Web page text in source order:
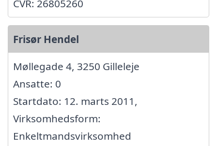
CVR: 26805260
Frisør Hendel
Møllegade 4, 3250 Gilleleje
Ansatte: 0
Startdato: 12. marts 2011,
Virksomhedsform:
Enkeltmandsvirksomhed